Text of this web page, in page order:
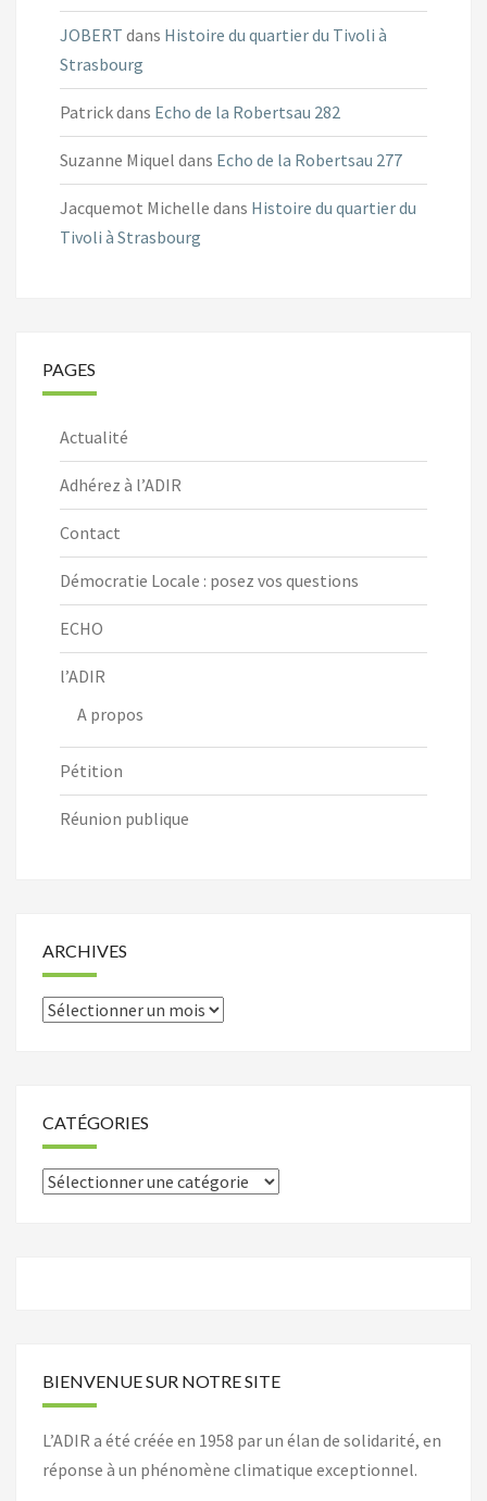
JOBERT dans Histoire du quartier du Tivoli à
Strasbourg
Patrickdans Echo de la Robertsau 282
Suzanne Miquel dans Echo de la Robertsau 277
Jacquemot Michelle dans Histoire du quartier du
Tivoli à Strasbourg
PAGES
Actualité
Adhérez à l’ADIR
Contact
Démocratie Locale : posez vos questions
ECHO
l’ADIR
A propos
Pétition
Réunion publique
ARCHIVES
Archives
CATÉGORIES
Catégories
BIENVENUE SUR NOTRE SITE
L’ADIR a été créée en 1958 par un élan de solidarité, en
réponse à un phénomène climatique exceptionnel.